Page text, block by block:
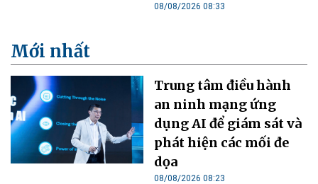
08/08/2026 08:33
Mới nhất
Trung tâm điều hành
an ninh mạng ứng
dụng AI để giám sát và
phát hiện các mối đe
dọa
08/08/2026 08:23